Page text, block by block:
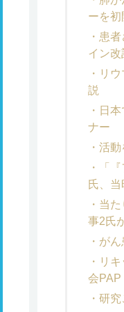
ーを初
患
イン改
リ
説
日
ナー
活動
「
氏、
当
事2氏
が
リ
会
研究